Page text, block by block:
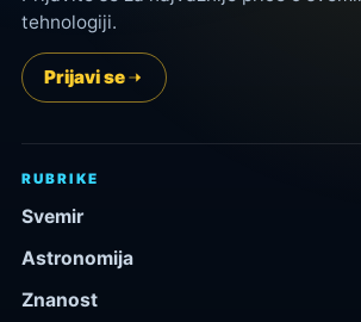
tehnologiji.
Prijavi se
RUBRIKE
Svemir
Astronomija
Znanost